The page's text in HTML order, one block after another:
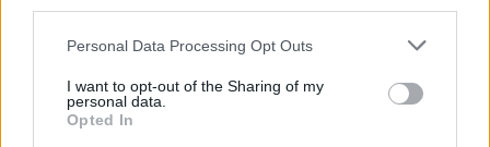
Personal Data Processing Opt Outs
I want to opt-out of the Sharing of my
personal data.
Opted In